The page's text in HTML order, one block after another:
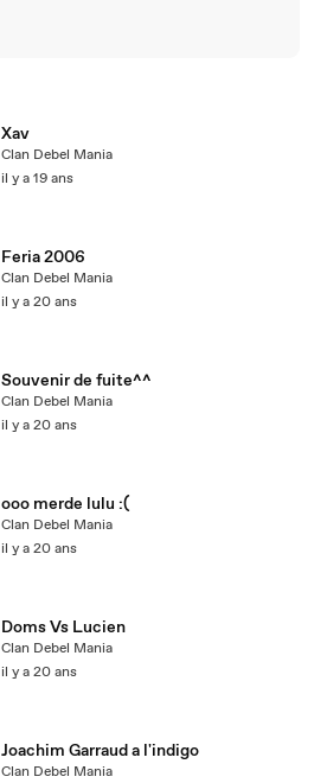
Xav
Clan Debel Mania
il y a 19 ans
Feria 2006
Clan Debel Mania
il y a 20 ans
Souvenir de fuite^^
Clan Debel Mania
il y a 20 ans
ooo merde lulu :(
Clan Debel Mania
il y a 20 ans
Doms Vs Lucien
Clan Debel Mania
il y a 20 ans
Joachim Garraud a l'indigo
Clan Debel Mania